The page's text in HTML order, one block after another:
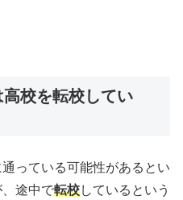
校を転校してい
っている可能性があるとい
途中で転校しているという